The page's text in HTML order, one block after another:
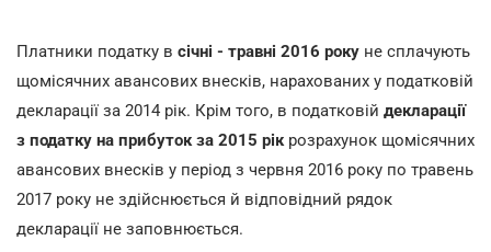
Платники податку в січні - травні 2016 року не сплачують
щомісячних авансових внесків, нарахованих у податковій
декларації за 2014 рік. Крім того, в податковій декларації
з податку на прибуток за 2015 рікрозрахунок щомісячних
авансових внесків у період з червня 2016 року по травень
2017 року не здійснюється й відповідний рядок
декларації не заповнюється.